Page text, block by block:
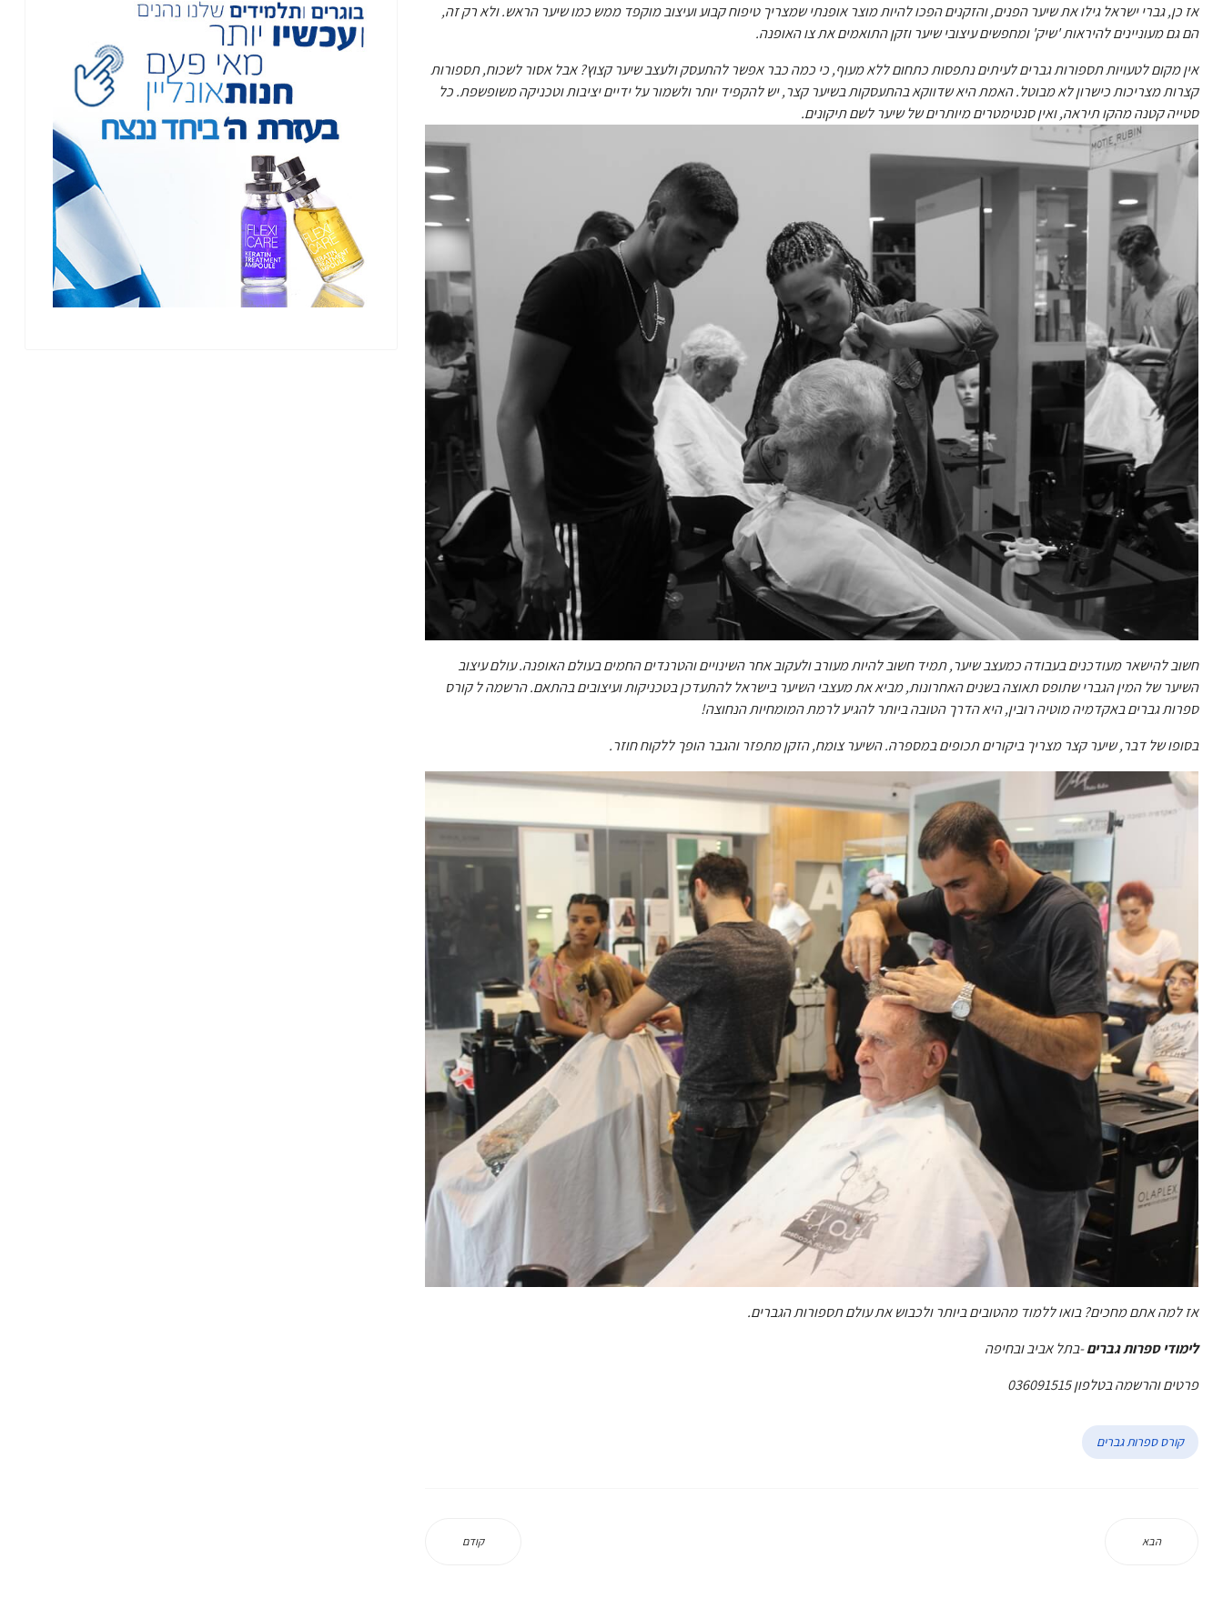
אז כן, גברי ישראל גילו את שיער הפנים, והזקנים הפכו להיות מוצר אופנתי שמצריך טיפוח קבוע ועיצוב מוקפד ממש כמו שיער הראש. ולא רק זה,
הם גם מעוניינים להיראות 'שיק' ומחפשים עיצובי שיער וזקן התואמים את צו האופנה.
אין מקום לטעויות תספורות גברים לעיתים נתפסות כתחום ללא מעוף, כי כמה כבר אפשר להתעסק ולעצב שיער קצוץ? אבל אסור לשכוח, תספורות
קצרות מצריכות כישרון לא מבוטל. האמת היא שדווקא בהתעסקות בשיער קצר, יש להקפיד יותר ולשמור על ידיים יציבות וטכניקה משופשפת. כל
סטייה קטנה מהקו תיראה, ואין סנטימטרים מיותרים של שיער לשם תיקונים.
חשוב להישאר מעודכנים בעבודה כמעצב שיער, תמיד חשוב להיות מעורב ולעקוב אחר השינויים והטרנדים החמים בעולם האופנה. עולם עיצוב
השיער של המין הגברי שתופס תאוצה בשנים האחרונות, מביא את מעצבי השיער בישראל להתעדכן בטכניקות ועיצובים בהתאם. הרשמה ל קורס
ספרות גברים באקדמיה מוטיה רובין, היא הדרך הטובה ביותר להגיע לרמת המומחיות הנחוצה!
בסופו של דבר, שיער קצר מצריך ביקורים תכופים במספרה. השיער צומח, הזקן מתפזר והגבר הופך ללקוח חוזר.
אז למה אתם מחכים? בואו ללמוד מהטובים ביותר ולכבוש את עולם תספורות הגברים.
לימודי ספרות גברים-בתל אביב ובחיפה
פרטים והרשמה בטלפון 036091515
קורס ספרות גברים
קודם הבא